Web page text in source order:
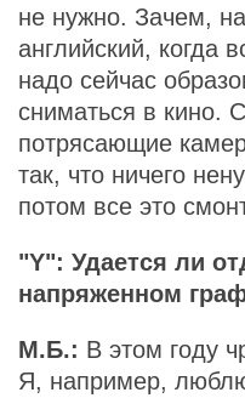
не нужно. Зачем,
английский, когда
надо сейчас
сниматься в кино.
потрясающие
так, что ничего
потом все это
"Y": Удается ли
напряженном
М.Б.: В этом году
Я, например,